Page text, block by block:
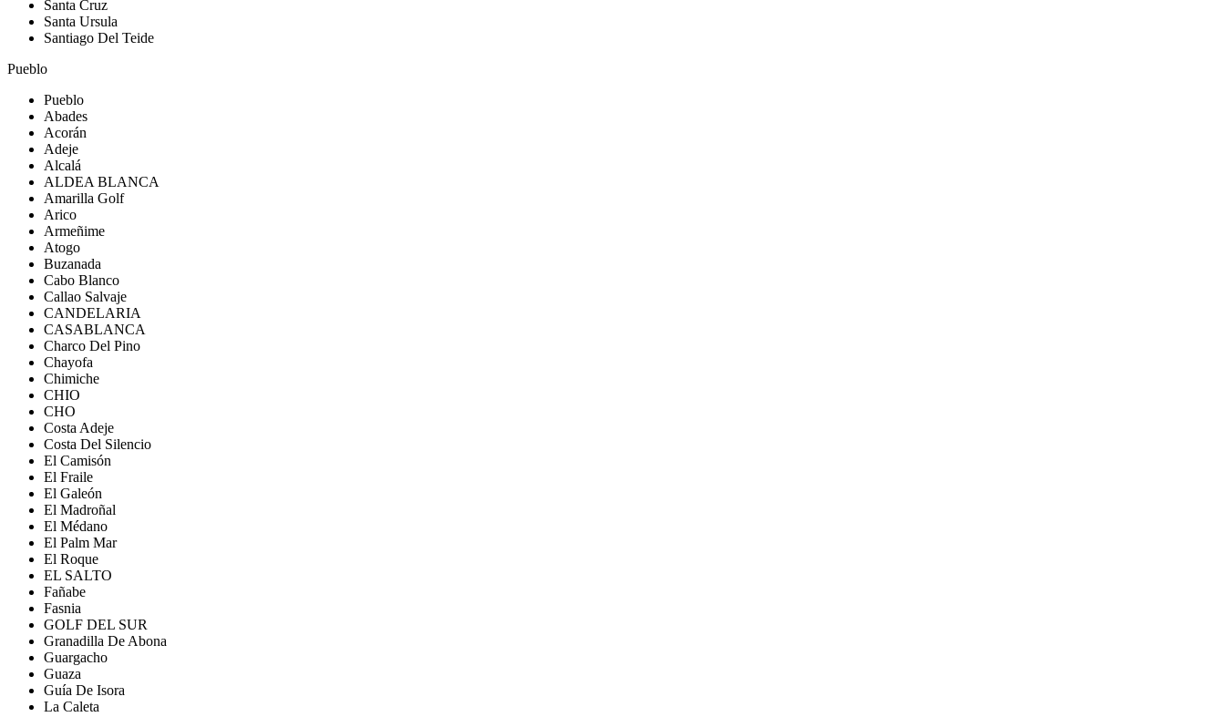
Santa Cruz
Santa Ursula
Santiago Del Teide
Pueblo
Pueblo
Abades
Acorán
Adeje
Alcalá
ALDEA BLANCA
Amarilla Golf
Arico
Armeñime
Atogo
Buzanada
Cabo Blanco
Callao Salvaje
CANDELARIA
CASABLANCA
Charco Del Pino
Chayofa
Chimiche
CHIO
CHO
Costa Adeje
Costa Del Silencio
El Camisón
El Fraile
El Galeón
El Madroñal
El Médano
El Palm Mar
El Roque
EL SALTO
Fañabe
Fasnia
GOLF DEL SUR
Granadilla De Abona
Guargacho
Guaza
Guía De Isora
La Caleta